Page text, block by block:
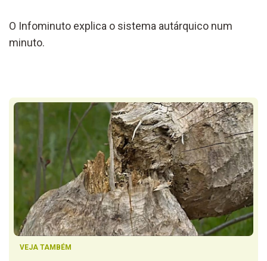
O Infominuto explica o sistema autárquico num
minuto.
VEJA TAMBÉM